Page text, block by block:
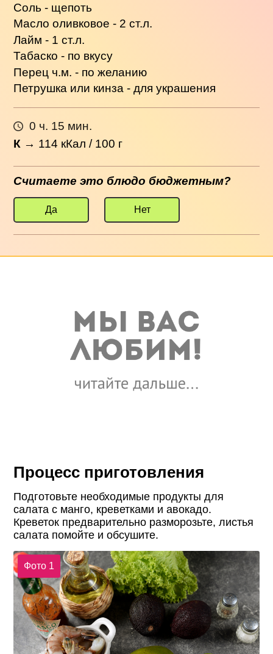
Соль - щепоть
Масло оливковое - 2 ст.л.
Лайм - 1 ст.л.
Табаско - по вкусу
Перец ч.м. - по желанию
Петрушка или кинза - для украшения
0 ч. 15 мин.
К → 114 кКал / 100 г
Считаете это блюдо бюджетным?
Да Нет
Процесс приготовления
Подготовьте необходимые продукты для
салата с манго, креветками и авокадо.
Креветок предварительно разморозьте, листья
салата помойте и обсушите.
Фото 1